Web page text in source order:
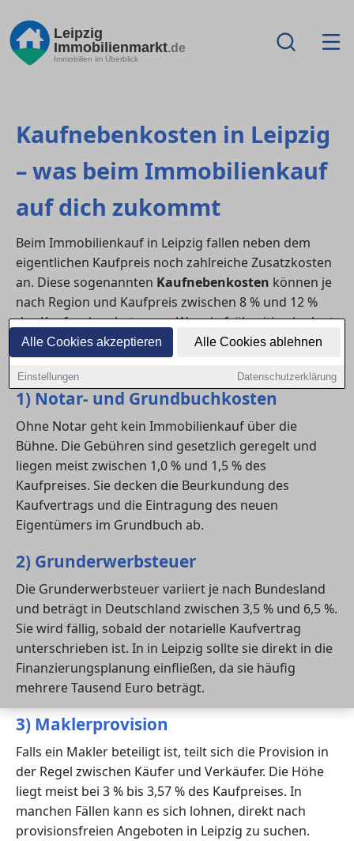
Alle Cookies akzeptieren Alle Cookies ablehnen
Einstellungen Datenschutzerklärung
Leipzig
Immobilienmarkt.de
Immobilien im Überblick
Kaufnebenkosten in Leipzig
– was beim Immobilienkauf
auf dich zukommt
Beim Immobilienkauf in Leipzig fallen neben dem
eigentlichen Kaufpreis noch zahlreiche Zusatzkosten
an. Diese sogenannten Kaufnebenkosten können je
nach Region und Kaufpreis zwischen 8 % und 12 %
des Kaufpreises betragen. Wer sie frühzeitig einplant,
vermeidet Finanzierungslücken und Überraschungen
beim Notartermin.
1) Notar- und Grundbuchkosten
Ohne Notar geht kein Immobilienkauf über die
Bühne. Die Gebühren sind gesetzlich geregelt und
liegen meist zwischen 1,0 % und 1,5 % des
Kaufpreises. Sie decken die Beurkundung des
Kaufvertrags und die Eintragung des neuen
Eigentümers im Grundbuch ab.
2) Grunderwerbsteuer
Die Grunderwerbsteuer variiert je nach Bundesland
und beträgt in Deutschland zwischen 3,5 % und 6,5 %.
Sie wird fällig, sobald der notarielle Kaufvertrag
unterschrieben ist. In in Leipzig sollte sie direkt in die
Finanzierungsplanung einfließen, da sie häufig
mehrere Tausend Euro beträgt.
3) Maklerprovision
Falls ein Makler beteiligt ist, teilt sich die Provision in
der Regel zwischen Käufer und Verkäufer. Die Höhe
liegt meist bei 3 % bis 3,57 % des Kaufpreises. In
manchen Fällen kann es sich lohnen, direkt nach
provisionsfreien Angeboten in Leipzig zu suchen.